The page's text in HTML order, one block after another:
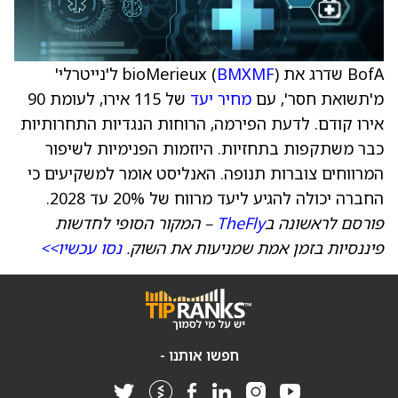
BofA שדרג את bioMerieux ( BMXMF
) ל'נייטרלי'
מ'תשואת חסר', עם מחיר יעד
של 115 אירו, לעומת 90
אירו קודם. לדעת הפירמה, הרוחות הנגדיות התחרותיות
כבר משתקפות בתחזיות. היוזמות הפנימיות לשיפור
המרווחים צוברות תנופה. האנליסט אומר למשקיעים כי
החברה יכולה להגיע ליעד מרווח של 20% עד 2028.
פורסם לראשונה בTheFly – המקור הסופי לחדשות
פיננסיות בזמן אמת שמניעות את השוק.נסו עכשיו>>
חפשו אותנו -